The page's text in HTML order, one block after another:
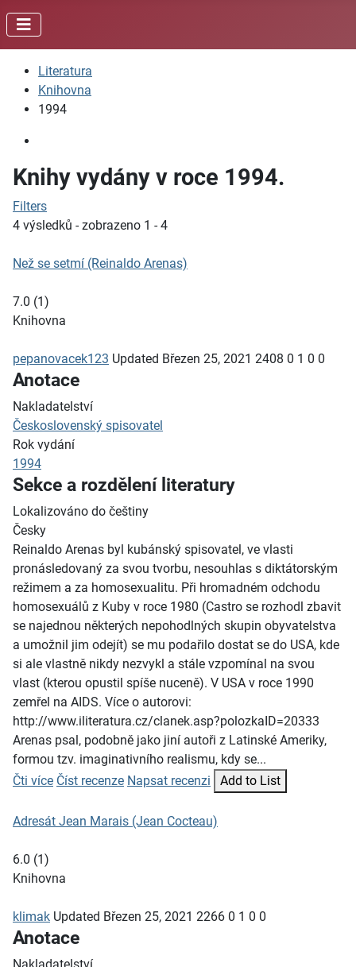
Literatura
Knihovna
1994
Knihy vydány v roce 1994.
Filters
4 výsledků - zobrazeno 1 - 4
Než se setmí (Reinaldo Arenas)
7.0 (1)
Knihovna
pepanovacek123 Updated Březen 25, 2021 2408 0 1 0 0
Anotace
Nakladatelství
Československý spisovatel
Rok vydání
1994
Sekce a rozdělení literatury
Lokalizováno do češtiny
Česky
Reinaldo Arenas byl kubánský spisovatel, ve vlasti
pronásledovaný za svou tvorbu, nesouhlas s diktátorským
režimem a za homosexualitu. Při hromadném odchodu
homosexuálů z Kuby v roce 1980 (Castro se rozhodl zbavit
se najednou některých nepohodlných skupin obyvatelstva
a umožnil jim odejít) se mu podařilo dostat se do USA, kde
si ale vlastně nikdy nezvykl a stále vzpomínal na svou
vlast (kterou opustil spíše nuceně). V USA v roce 1990
zemřel na AIDS. Více o autorovi:
http://www.iliteratura.cz/clanek.asp?polozkaID=20333
Arenas psal, podobně jako jiní autoři z Latinské Ameriky,
formou tzv. imaginativního realismu, kdy se...
Čti více Číst recenze Napsat recenzi Add to List
Adresát Jean Marais (Jean Cocteau)
6.0 (1)
Knihovna
klimak Updated Březen 25, 2021 2266 0 1 0 0
Anotace